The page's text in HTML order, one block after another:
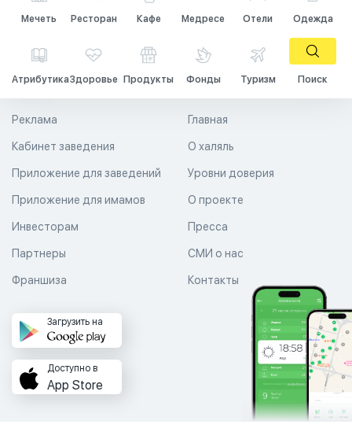
Мечеть Ресторан Кафе Медресе Отели Одежда
АтрибутикаЗдоровье Продукты Фонды Туризм Поиск
Главная
О халяль
Уровни доверия
Реклама
Кабинет заведения
Приложение для заведений
Приложение для имамов О проекте
Пресса
СМИ о нас
Контакты
Инвесторам
Партнеры
Франшиза
Загрузить на
Доступно в
App Store